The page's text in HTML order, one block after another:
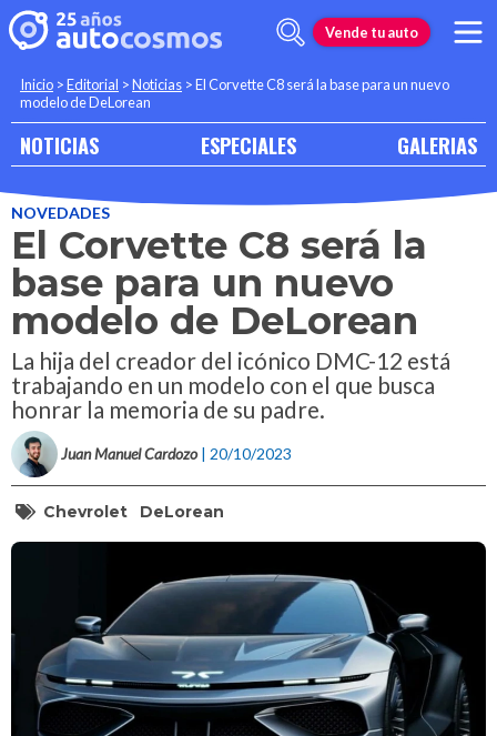
Vende tu auto
Inicio >Editorial >Noticias >El Corvette C8 será la base para un nuevo
modelo de DeLorean
NOTICIAS ESPECIALES GALERIAS
NOVEDADES
El Corvette C8 será la
base para un nuevo
modelo de DeLorean
La hija del creador del icónico DMC-12 está
trabajando en un modelo con el que busca
honrar la memoria de su padre.
Juan Manuel Cardozo | 20/10/2023
Chevrolet DeLorean